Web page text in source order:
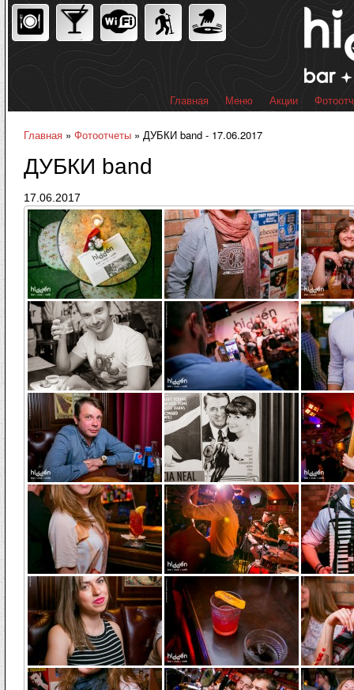
Главное меню
Главная Меню Акции
Главная » Фотоотчеты » ДУБКИ band - 17.06.2017
ДУБКИ band
17.06.2017